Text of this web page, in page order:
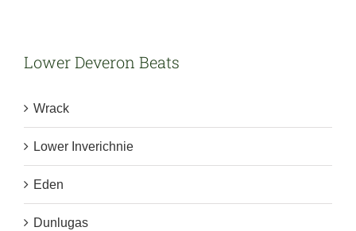
Lower Deveron Beats
Wrack
Lower Inverichnie
Eden
Dunlugas